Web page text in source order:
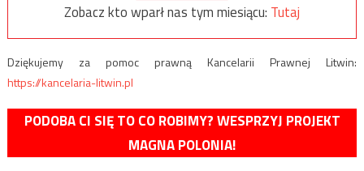
Zobacz kto wparł nas tym miesiącu: Tutaj
Dziękujemy za pomoc prawną Kancelarii Prawnej Litwin:
https://kancelaria-litwin.pl
PODOBA CI SIĘ TO CO ROBIMY? WESPRZYJ PROJEKT
MAGNA POLONIA!